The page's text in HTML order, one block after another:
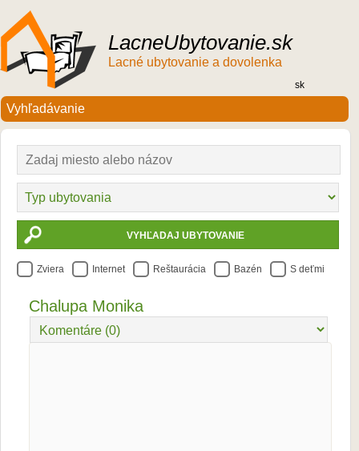
LacneUbytovanie.sk
Lacné ubytovanie a dovolenka
sk
Zviera Internet Reštaurácia Bazén S deťmi
Chalupa Monika